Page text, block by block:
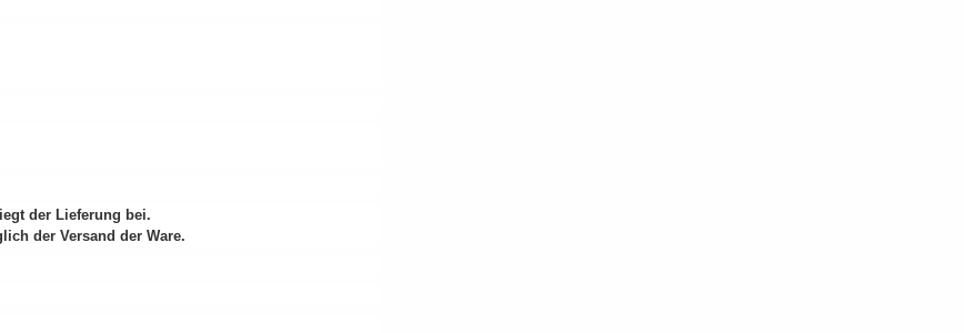
der Lieferung bei.
der Versand der Ware.